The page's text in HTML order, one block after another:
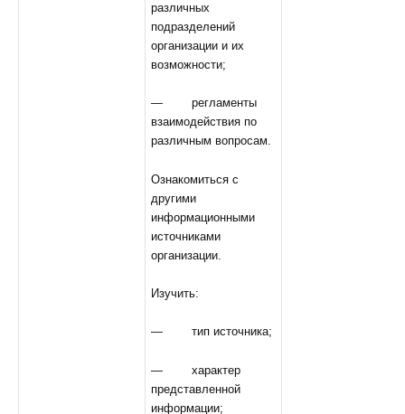
различных
подразделений
организации и их
возможности;
— регламенты
взаимодействия по
различным вопросам.
Ознакомиться с
другими
информационными
источниками
организации.
Изучить:
— тип источника;
— характер
представленной
информации;